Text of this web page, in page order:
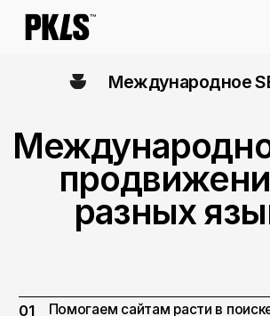
продвижение на
разных языках
Помогаем сайтам расти в поиске на разных
рынках, языках и географиях: от локальной
SEO приводило трафик и заявки из нужных
стран.